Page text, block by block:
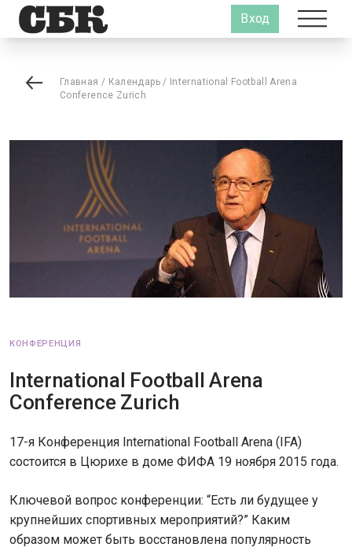
Вход
Главная / Календарь/ International Football Arena
Conference Zurich
КОНФЕРЕНЦИЯ
International Football Arena
Conference Zurich
17-я Конференция International Football Arena (IFA)
состоится в Цюрихе в доме ФИФА 19 ноября 2015 года.
Ключевой вопрос конференции: “Есть ли будущее у
крупнейших спортивных мероприятий?” Каким
образом может быть восстановлена популярность